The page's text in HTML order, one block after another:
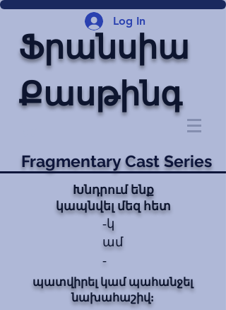
Log In
Ֆրանսիա
Քասթինգ
Fragmentary Cast Series
Խնդրում ենք
կապնվել մեզ հետ
-կ
ամ
-
պատվիրել կամ պահանջել
նախահաշիվ: